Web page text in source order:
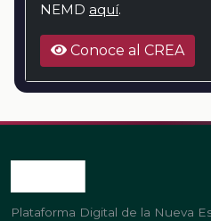
NEMD aquí.
Conoce al CREA
Plataforma Digital de la Nueva